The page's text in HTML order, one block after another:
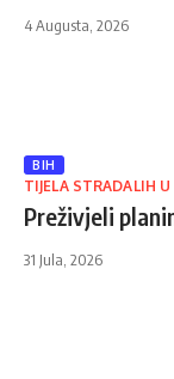
4 Augusta, 2026
BIH
TIJELA STRADALIH
Preživjeli
31 Jula, 2026